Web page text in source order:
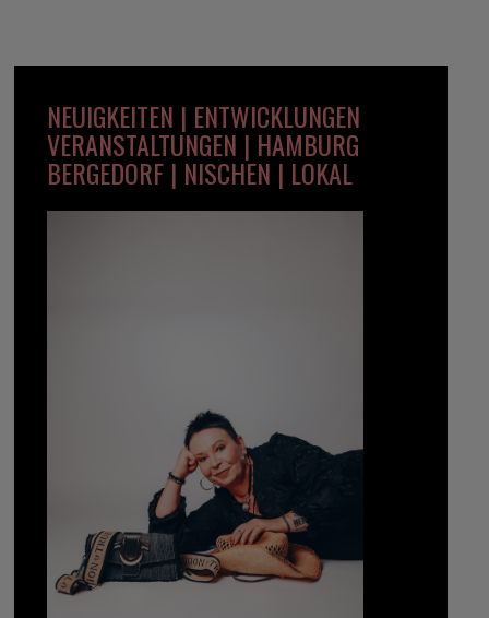
NEUIGKEITEN | ENTWICKLUNGEN
VERANSTALTUNGEN | HAMBURG
BERGEDORF | NISCHEN | LOKAL